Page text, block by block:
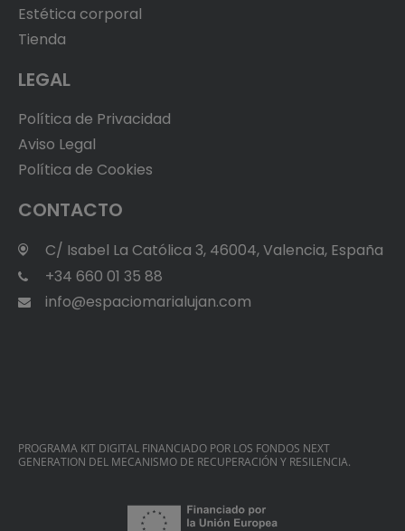
Estética corporal
Tienda
LEGAL
Política de Privacidad
Aviso Legal
Política de Cookies
CONTACTO
C/ Isabel La Católica 3, 46004, Valencia, España
+34 660 01 35 88
info@espaciomarialujan.com
PROGRAMA KIT DIGITAL FINANCIADO POR LOS FONDOS NEXT
GENERATION DEL MECANISMO DE RECUPERACIÓN Y RESILENCIA.